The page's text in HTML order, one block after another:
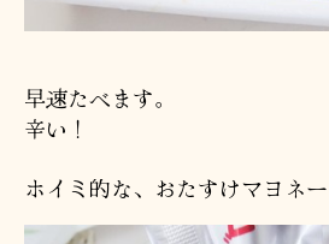
早速たべます。
辛い！
ホイミ的な、おたすけマヨネー